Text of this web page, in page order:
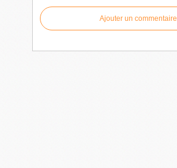
Ajouter un commentaire